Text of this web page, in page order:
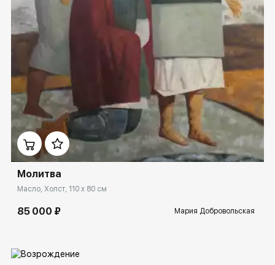
Домен: spb.rakovgallery.ru
Молитва
Масло, Холст, 110 x 80 см
85 000 ₽ Мария Добровольская